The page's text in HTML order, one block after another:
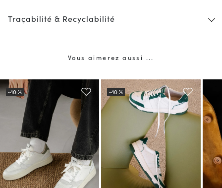
Traçabilité & Recyclabilité
Vous aimerez aussi ...